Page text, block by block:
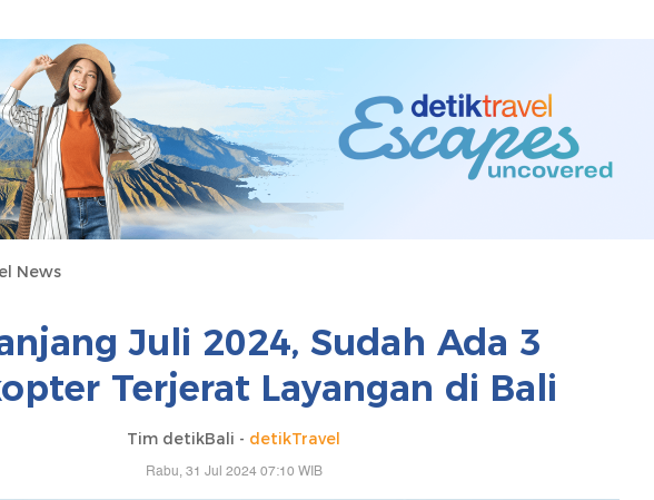
News
Juli 2024, Sudah Ada 3
Terjerat Layangan di Bali
Tim detikBali - detikTravel
Rabu, 31 Jul 2024 07:10 WIB